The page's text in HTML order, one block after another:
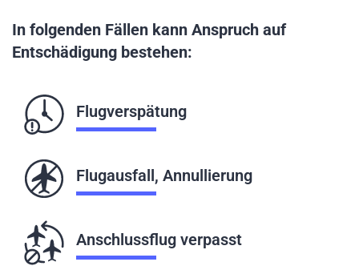
In folgenden Fällen kann Anspruch auf
Entschädigung bestehen:
Flugverspätung
Flugausfall, Annullierung
Anschlussflug verpasst